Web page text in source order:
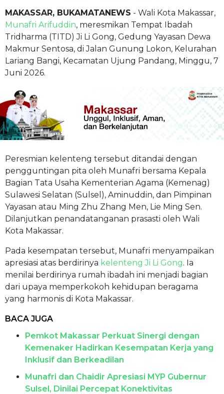
MAKASSAR, BUKAMATANEWS - Wali Kota Makassar,
Munafri Arifuddin, meresmikan Tempat Ibadah
Tridharma (TITD) Ji Li Gong, Gedung Yayasan Dewa
Makmur Sentosa, di Jalan Gunung Lokon, Kelurahan
Lariang Bangi, Kecamatan Ujung Pandang, Minggu, 7
Juni 2026.
Peresmian kelenteng tersebut ditandai dengan
pengguntingan pita oleh Munafri bersama Kepala
Bagian Tata Usaha Kementerian Agama (Kemenag)
Sulawesi Selatan (Sulsel), Aminuddin, dan Pimpinan
Yayasan atau Ming Zhu Zhang Men, Lie Ming Sen.
Dilanjutkan penandatanganan prasasti oleh Wali
Kota Makassar.
Pada kesempatan tersebut, Munafri menyampaikan
apresiasi atas berdirinya kelenteng Ji Li Gong. Ia
menilai berdirinya rumah ibadah ini menjadi bagian
dari upaya memperkokoh kehidupan beragama
yang harmonis di Kota Makassar.
BACA JUGA
Pemkot Makassar Perkuat Sinergi dengan
Kemenaker Hadirkan Kesempatan Kerja yang
Inklusif dan Berkeadilan
Munafri dan Chaidir Apresiasi MYP Gubernur
Sulsel, Dinilai Percepat Konektivitas